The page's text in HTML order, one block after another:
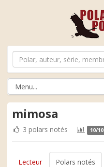
mimosa
3 polars notés 10/10
Lecteur Polars notés